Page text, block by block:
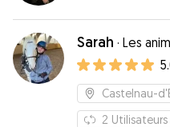
Sarah · Les
Castelnau-
2